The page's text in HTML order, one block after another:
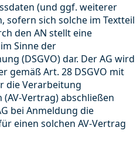
(und ggf. weiterer
sofern sich solche im Textteil
den AN stellt eine
Sinne der
(DSGVO) dar. Der AG wird
gemäß Art. 28 DSGVO mit
die Verarbeitung
Vertrag) abschließen
bei Anmeldung die
einen solchen AV-Vertrag